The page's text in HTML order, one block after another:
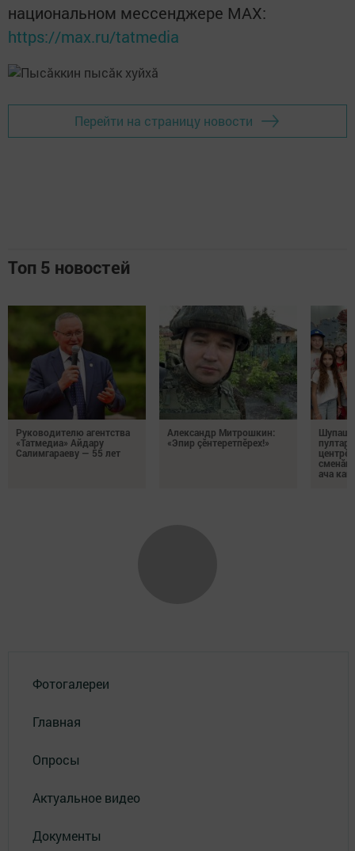
национальном мессенджере MАХ:
https://max.ru/tatmedia
Перейти на страницу новости
Топ 5 новостей
Руководителю агентства
«Татмедиа» Айдару
Салимгараеву — 55 лет
Александр Митрошкин:
«Эпир çӗнтеретпӗрех!»
ача
Фотогалереи
Главная
Опросы
Актуальное видео
Документы